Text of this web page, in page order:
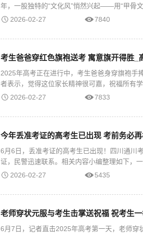
年，一股独特的“文化风”悄然兴起——用“甲骨
甲骨文版高考祝福来啦当
2026-02-27 7840
考生爸爸穿红色旗袍送考 寓意旗开得胜_
2025年高考正在进行中，考生爸爸身穿旗袍手
者表示，觉得这位家长精神很可嘉，祝福所有
起看看吧。考生爸爸穿红色旗袍送
2026-02-27 7833
今年丢准考证的高考生已出现 考前务必
6月6日，丢准考证的高考生已出现！四川通川
证，民警迅速联系。相关内容小编整理如下，
6日，四川通川考点上演的真实一幕，再
2026-02-27 5435
老师穿状元服与考生击掌送祝福 祝考生
6月7日，记者直击2025年高考第一天，老师穿